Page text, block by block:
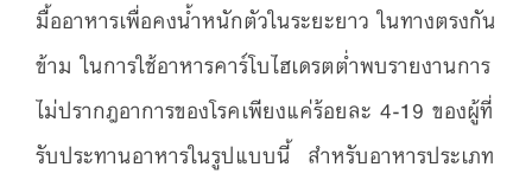
มื้ออาหารเพื่อคงน้ำหนักตัวในระยะยาว ในทางตรงกัน
ข้าม ในการใช้อาหารคาร์โบไฮเดรตต่ำพบรายงานการ
ไม่ปรากฎอาการของโรคเพียงแค่ร้อยละ 4-19 ของผู้ที่
รับประทานอาหารในรูปแบบนี้ สำหรับอาหารประเภท